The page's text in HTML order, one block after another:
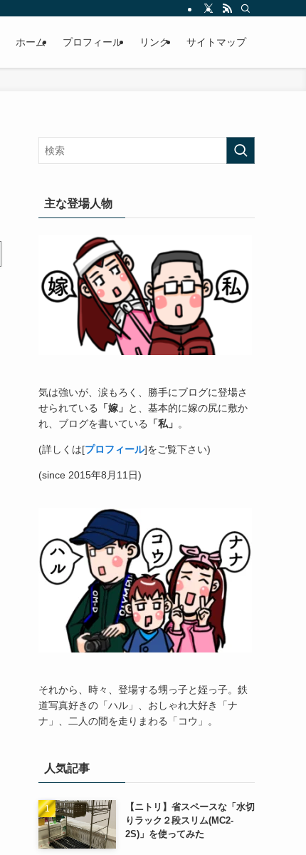
ホーム プロフィール リンク サイトマップ
主な登場人物
気は強いが、涙もろく、勝手にブログに登場さ
せられている
「嫁」 と、基本的に嫁の尻に敷か
れ、ブログを書いている
「私」 。
(詳しくは[プロフィール]をご覧下さい)
(since 2015年8月11日)
それから、時々、登場する甥っ子と姪っ子。鉄
道写真好きの「ハル」、おしゃれ大好き「ナ
ナ」、二人の間を走りまわる「コウ」。
人気記事
【ニトリ】省スペースな「水切
りラック２段スリム(MC2-
2S)」を使ってみた